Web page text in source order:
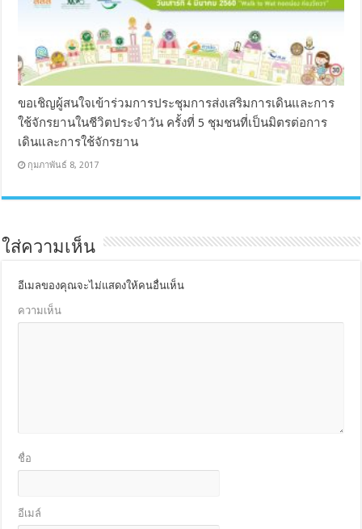
ขอเชิญผู้สนใจเข้าร่วมการประชุมการส่งเสริมการเดินและการ
ใช้จักรยานในชีวิตประจำวัน ครั้งที่ 5 ชุมชนที่เป็นมิตรต่อการ
เดินและการใช้จักรยาน
กุมภาพันธ์ 8, 2017
ใส่ความเห็น
อีเมลของคุณจะไม่แสดงให้คนอื่นเห็น
ความเห็น
ชื่อ
อีเมล์